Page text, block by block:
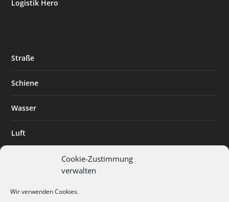
Cookie-Zustimmung
verwalten
Wir verwenden Cookies.
Logistik Hero
Straße
Schiene
Wasser
Luft